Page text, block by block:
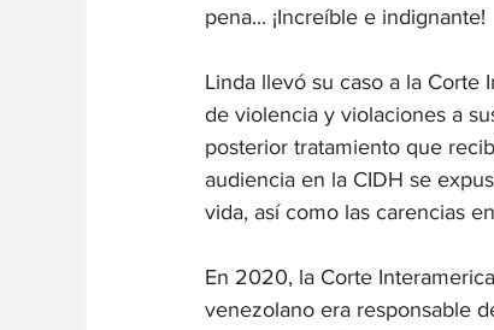
pena... ¡Increíble e indignante!
Linda llevó su caso a la Corte
de violencia y violaciones a
posterior tratamiento que
audiencia en la CIDH se
vida, así como las carencias
En 2020, la Corte
venezolano era responsable